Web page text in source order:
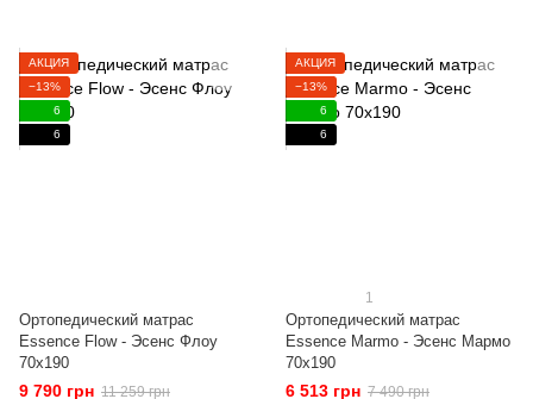
АКЦИЯ
−13%
6
6
Ортопедический матрас
Essence Flow - Эсенс Флоу
70x190
9 790 грн 11 259 грн
АКЦИЯ
−13%
6
6
1
Ортопедический матрас
Essence Marmo - Эсенс Мармо
70x190
6 513 грн 7 490 грн